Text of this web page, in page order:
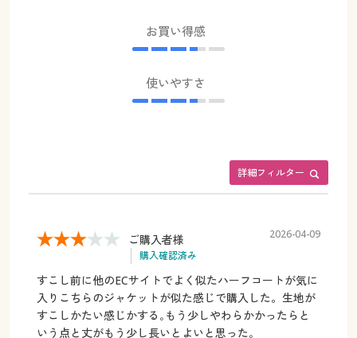
お買い得感
使いやすさ
詳細フィルター
ご購入者様
購入確認済み
2026-04-09
すこし前に他のECサイトでよく似たハーフコートが気に
入りこちらのジャケットが似た感じで購入した。生地が
すこしかたい感じかする｡もう少しやわらかかったらと
いう点と丈がもう少し長いとよいと思った｡